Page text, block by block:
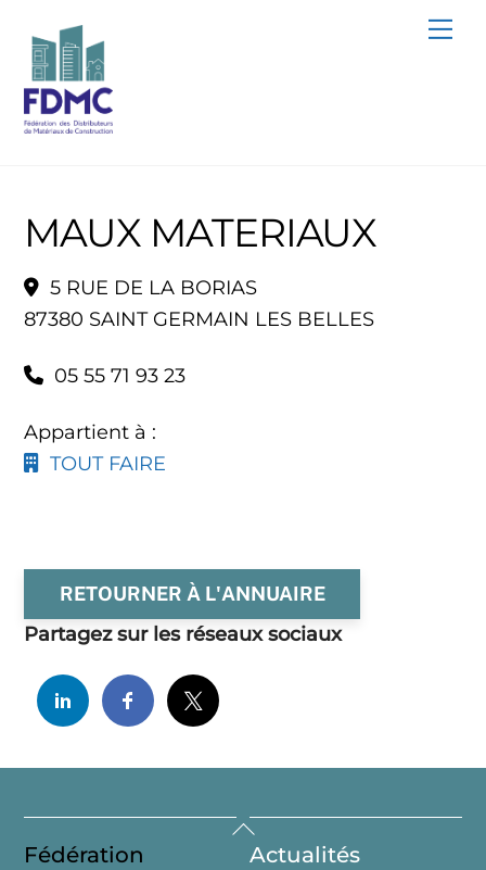
content
MAUX MATERIAUX
5 RUE DE LA BORIAS
87380 SAINT GERMAIN LES BELLES
05 55 71 93 23
Appartient à :
TOUT FAIRE
RETOURNER À L'ANNUAIRE
Partagez sur les réseaux sociaux
Back
To
Fédération Actualités